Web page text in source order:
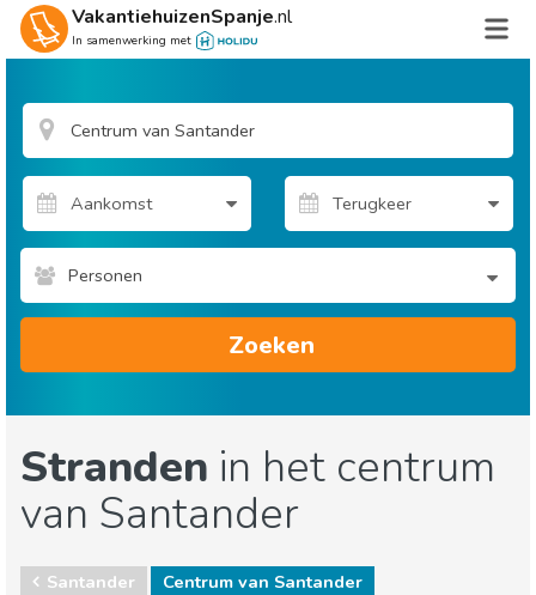
VakantiehuizenSpanje.nl
In samenwerking met
Personen
Zoeken
Stranden in het centrum
van Santander
Santander
Centrum van Santander